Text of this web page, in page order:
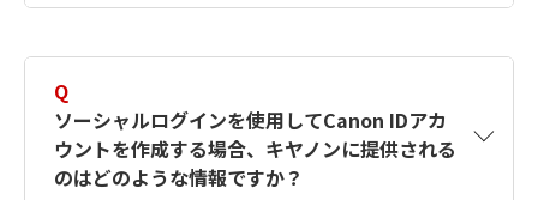
す。詳しい作成方法は【カメラ】Canon IDとは
何ですか？Canon IDの作成方法は？をご確認く
ださい。
Q
ソーシャルログインを使用してCanon IDアカ
ウントを作成する場合、キヤノンに提供される
のはどのような情報ですか？